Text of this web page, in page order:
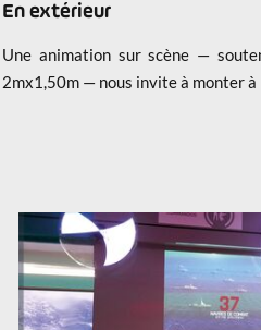
En extérieur
Une animation sur scène —
2mx1,50m — nous invite à monter à